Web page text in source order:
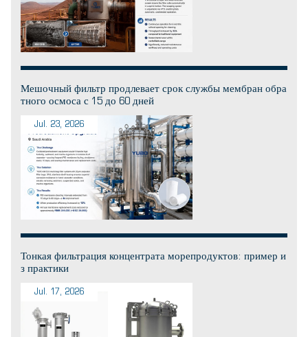
Мешочный фильтр продлевает срок службы мембран обра
тного осмоса с 15 до 60 дней
Jul. 23, 2026
Тонкая фильтрация концентрата морепродуктов: пример и
з практики
Jul. 17, 2026